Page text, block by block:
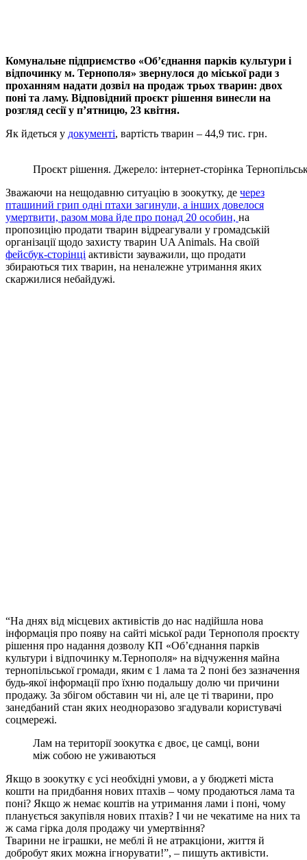
Комунальне підприємство «Об’єднання парків культури і
відпочинку м. Тернополя» звернулося до міської ради з
проханням надати дозвіл на продаж трьох тварин: двох
поні та ламу. Відповідний проєкт рішення винесли на
розгляд сесії у п’ятницю, 23 квітня.
Як йдеться у документі, вартість тварин – 44,9 тис. грн.
Проєкт рішення. Джерело: інтернет-сторінка
Зважаючи на нещодавню ситуацію в зоокутку, де через
пташиний грип одні птахи загинули, а інших довелося
умертвити, разом мова йде про понад 20 особин, на
пропозицію продати тварин відреагували у громадській
організації щодо захисту тварин UA Animals. На своїй
фейсбук-сторінці активісти зауважили, що продати
збираються тих тварин, на неналежне утримання яких
скаржилися небайдужі.
“На днях від місцевих активістів до нас надійшла нова
інформація про появу на сайті міської ради Тернополя проєкту
рішення про надання дозволу КП «Об’єднання парків
культури і відпочинку м.Тернополя» на відчуження майна
тернопільської громади, яким є 1 лама та 2 поні без зазначення
будь-якої інформації про їхню подальшу долю чи причини
продажу. За збігом обставин чи ні, але це ті тварини, про
занедбаний стан яких неодноразово згадували користувачі
соцмережі.
Лам на території зоокутка є двоє, це самці, вони
між собою не уживаються
Якщо в зоокутку є усі необхідні умови, а у бюджеті міста
кошти на придбання нових птахів – чому продаються лама та
поні? Якщо ж немає коштів на утримання лами і поні, чому
планується закупівля нових птахів? І чи не чекатиме на них та
ж сама гірка доля продажу чи умертвіння?
Тварини не іграшки, не меблі й не атракціони, життя й
добробут яких можна ігнорувати!”, – пишуть активісти.